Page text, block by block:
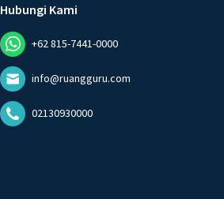
Hubungi Kami
+62 815-7441-0000
info@ruangguru.com
02130930000